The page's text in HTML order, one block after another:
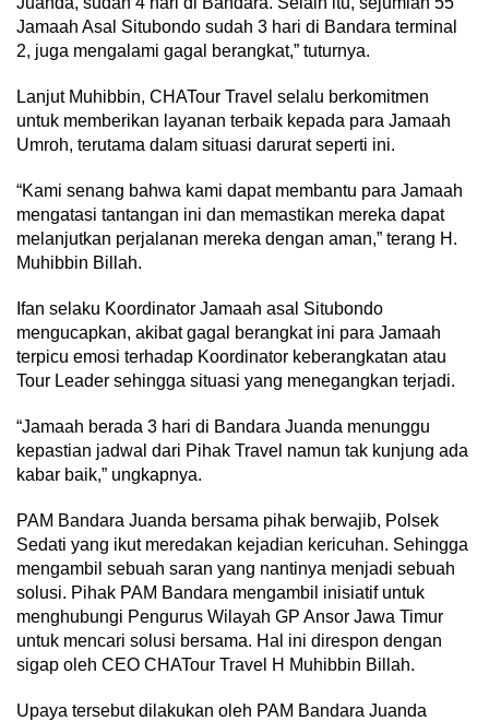
Jamaah Asal Situbondo sudah 3 hari di Bandara terminal
2, juga mengalami gagal berangkat,” tuturnya.
Lanjut Muhibbin, CHATour Travel selalu berkomitmen
untuk memberikan layanan terbaik kepada para Jamaah
Umroh, terutama dalam situasi darurat seperti ini.
“Kami senang bahwa kami dapat membantu para Jamaah
mengatasi tantangan ini dan memastikan mereka dapat
melanjutkan perjalanan mereka dengan aman,” terang H.
Muhibbin Billah.
Ifan selaku Koordinator Jamaah asal Situbondo
mengucapkan, akibat gagal berangkat ini para Jamaah
terpicu emosi terhadap Koordinator keberangkatan atau
Tour Leader sehingga situasi yang menegangkan terjadi.
“Jamaah berada 3 hari di Bandara Juanda menunggu
kepastian jadwal dari Pihak Travel namun tak kunjung ada
kabar baik,” ungkapnya.
PAM Bandara Juanda bersama pihak berwajib, Polsek
Sedati yang ikut meredakan kejadian kericuhan. Sehingga
mengambil sebuah saran yang nantinya menjadi sebuah
solusi. Pihak PAM Bandara mengambil inisiatif untuk
menghubungi Pengurus Wilayah GP Ansor Jawa Timur
untuk mencari solusi bersama. Hal ini direspon dengan
sigap oleh CEO CHATour Travel H Muhibbin Billah.
Upaya tersebut dilakukan oleh PAM Bandara Juanda